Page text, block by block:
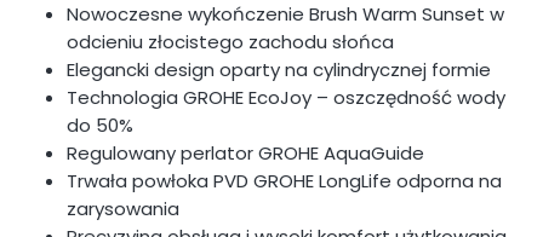
Nowoczesne wykończenie Brush Warm Sunset w
odcieniu złocistego zachodu słońca
Elegancki design oparty na cylindrycznej formie
Technologia GROHE EcoJoy – oszczędność wody
do 50%
Regulowany perlator GROHE AquaGuide
Trwała powłoka PVD GROHE LongLife odporna na
zarysowania